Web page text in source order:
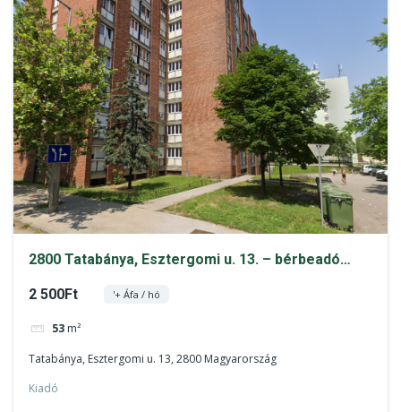
2800 Tatabánya, Esztergomi u. 13. – bérbeadó
2 500Ft '+ Áfa / hó
53 m²
Tatabánya, Esztergomi u. 13, 2800 Magyarország
Kiadó